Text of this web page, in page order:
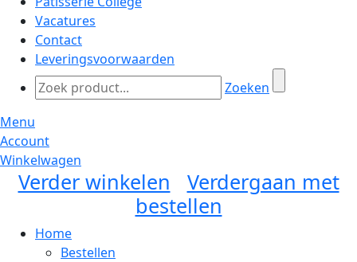
Vacatures
Contact
Leveringsvoorwaarden
Zoeken
Menu
Account
Winkelwagen
Verder winkelen
Verdergaan met
bestellen
Home
Bestellen